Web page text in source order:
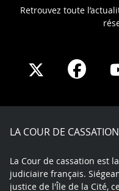
Retrouvez toute
Share
X
Share
LA COUR DE CASSATION
La Cour de cassation est
judiciaire français.
justice de l'Île de la Cité,